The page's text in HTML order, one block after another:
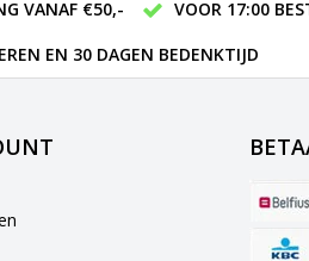
VANAF €50,-
VOOR 17:00
EN 30 DAGEN BEDENKTIJD